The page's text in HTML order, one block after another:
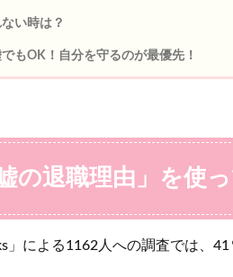
い時は？
もOK！自分を守るのが最優先！
の退職理由」を使
」による1162人への調査では、